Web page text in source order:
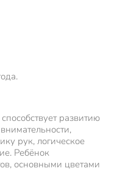
развитию
рук, логическое
Ребёнок
основными цветами